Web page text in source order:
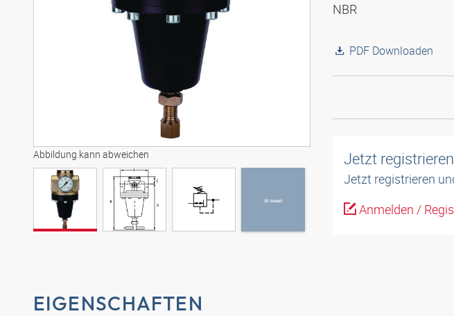
Abbildung kann abweichen
3D Modell
NBR
PDF Downloaden
Jetzt
Jetzt registrieren
Anmelden /
EIGENSCHAFTEN